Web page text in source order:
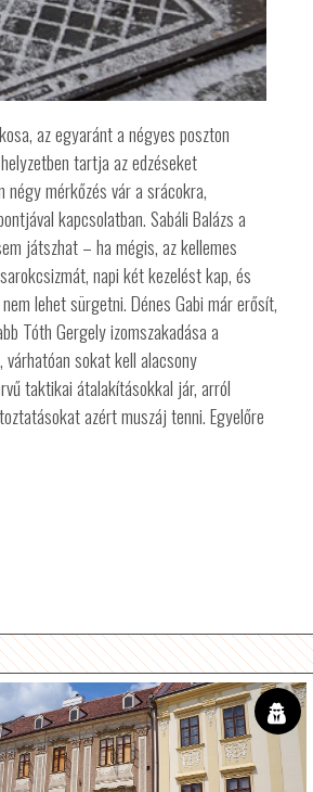
az egyaránt a négyes poszton
tartja az edzéseket
mérkőzés vár a srácokra,
kapcsolatban. Sabáli Balázs a
játszhat – ha mégis, az kellemes
napi két kezelést kap, és
lehet sürgetni. Dénes Gabi már erősít,
Tóth Gergely izomszakadása a
sokat kell alacsony
taktikai átalakításokkal jár, arról
azért muszáj tenni. Egyelőre